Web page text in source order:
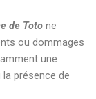
de Toto ne
ou dommages
une
présence de